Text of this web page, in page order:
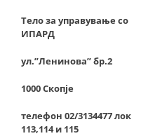
Тело за управување со
ИПАРД
ул.”Ленинова” бр.2
1000 Скопје
телефон 02/3134477 лок
113,114 и 115